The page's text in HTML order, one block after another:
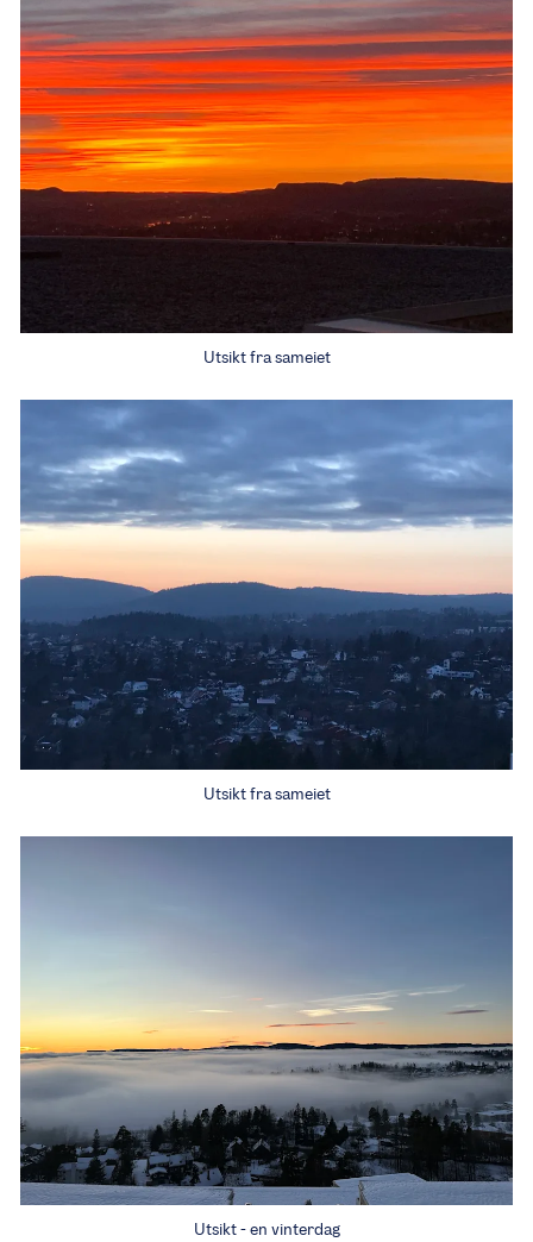
Utsikt fra sameiet
Utsikt fra sameiet
Utsikt - en vinterdag